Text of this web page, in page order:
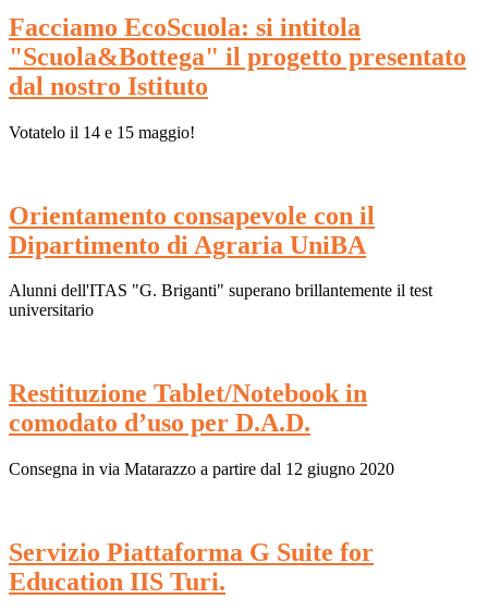
Facciamo EcoScuola: si intitola
"Scuola&Bottega" il progetto presentato
dal nostro Istituto
Votatelo il 14 e 15 maggio!
Orientamento consapevole con il
Dipartimento di Agraria UniBA
Alunni dell'ITAS "G. Briganti" superano brillantemente il test
universitario
Restituzione Tablet/Notebook in
comodato d’uso per D.A.D.
Consegna in via Matarazzo a partire dal 12 giugno 2020
Servizio Piattaforma G Suite for
Education IIS Turi.